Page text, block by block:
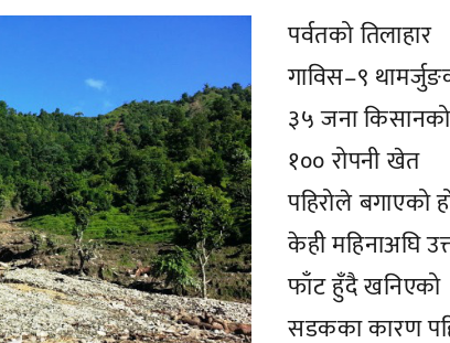
पर्वतको तिलाहार
गाविस–९
३५ जना किसानको
१०० रोपनी खेत
पहिरोले बगाएको
केही महिनाअघि
फाँट हुँदै खनिएको
सडकका कारण